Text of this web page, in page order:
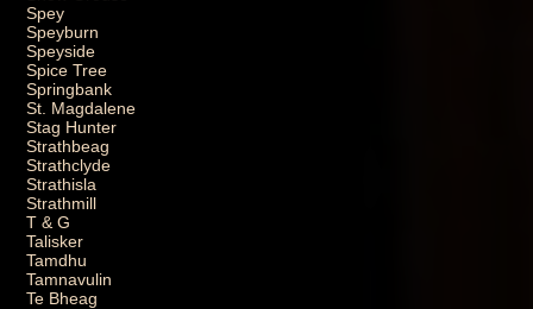
Spey
Speyburn
Speyside
Spice Tree
Springbank
St. Magdalene
Stag Hunter
Strathbeag
Strathclyde
Strathisla
Strathmill
T & G
Talisker
Tamdhu
Tamnavulin
Te Bheag